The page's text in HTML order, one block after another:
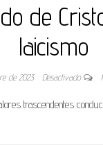
de
laicismo
de 2023 Desactivado
trascendentes